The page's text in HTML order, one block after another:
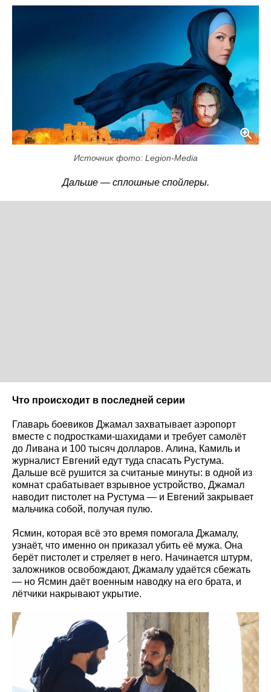
Источник фото: Legion-Media
Дальше — сплошные спойлеры.
Что происходит в последней серии
Главарь боевиков Джамал захватывает аэропорт
вместе с подростками-шахидами и требует самолёт
до Ливана и 100 тысяч долларов. Алина, Камиль и
журналист Евгений едут туда спасать Рустума.
Дальше всё рушится за считаные минуты: в одной из
комнат срабатывает взрывное устройство, Джамал
наводит пистолет на Рустума — и Евгений закрывает
мальчика собой, получая пулю.
Ясмин, которая всё это время помогала Джамалу,
узнаёт, что именно он приказал убить её мужа. Она
берёт пистолет и стреляет в него. Начинается штурм,
заложников освобождают, Джамалу удаётся сбежать
— но Ясмин даёт военным наводку на его брата, и
лётчики накрывают укрытие.